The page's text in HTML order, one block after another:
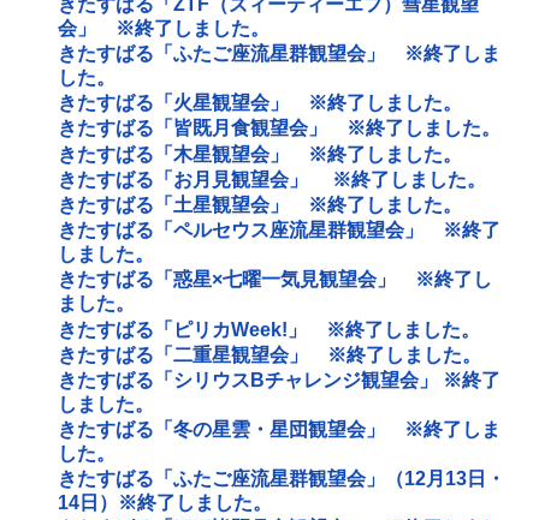
きたすばる「ZTF（ズィーティーエフ）彗星観望
会」 ※終了しました。
きたすばる「ふたご座流星群観望会」 ※終了しま
した。
きたすばる「火星観望会」 ※終了しました。
きたすばる「皆既月食観望会」 ※終了しました。
きたすばる「木星観望会」 ※終了しました。
きたすばる「お月見観望会」 ※終了しました。
きたすばる「土星観望会」 ※終了しました。
きたすばる「ペルセウス座流星群観望会」 ※終了
しました。
きたすばる「惑星×七曜一気見観望会」 ※終了し
ました。
きたすばる「ピリカWeek!」 ※終了しました。
きたすばる「二重星観望会」 ※終了しました。
きたすばる「シリウスBチャレンジ観望会」 ※終了
しました。
きたすばる「冬の星雲・星団観望会」 ※終了しま
した。
きたすばる「ふたご座流星群観望会」（12月13日・
14日）※終了しました。